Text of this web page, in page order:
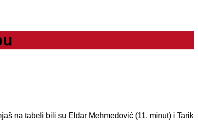
na tabeli bili su Eldar Mehmedović (11. minut) i Tarik